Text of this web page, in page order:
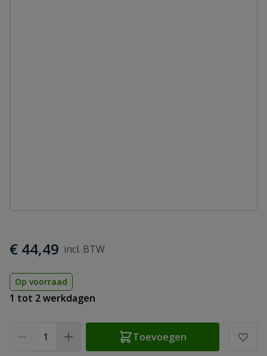
€ 44,49
Op voorraad
1 tot 2 werkdagen
Toevoegen